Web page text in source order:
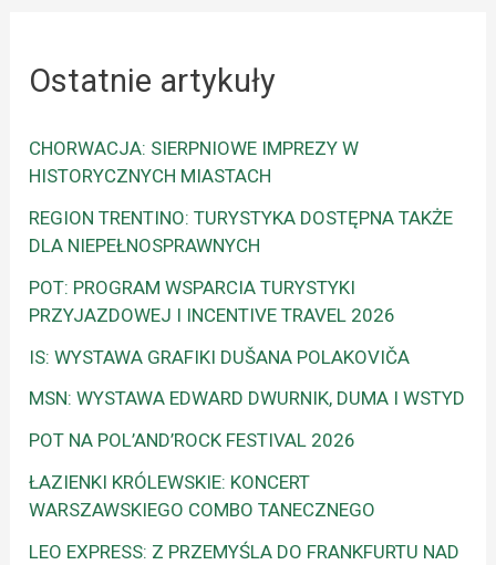
Ostatnie artykuły
CHORWACJA: SIERPNIOWE IMPREZY W
HISTORYCZNYCH MIASTACH
REGION TRENTINO: TURYSTYKA DOSTĘPNA TAKŻE
DLA NIEPEŁNOSPRAWNYCH
POT: PROGRAM WSPARCIA TURYSTYKI
PRZYJAZDOWEJ I INCENTIVE TRAVEL 2026
IS: WYSTAWA GRAFIKI DUŠANA POLAKOVIČA
MSN: WYSTAWA EDWARD DWURNIK, DUMA I WSTYD
POT NA POL’AND’ROCK FESTIVAL 2026
ŁAZIENKI KRÓLEWSKIE: KONCERT
WARSZAWSKIEGO COMBO TANECZNEGO
LEO EXPRESS: Z PRZEMYŚLA DO FRANKFURTU NAD